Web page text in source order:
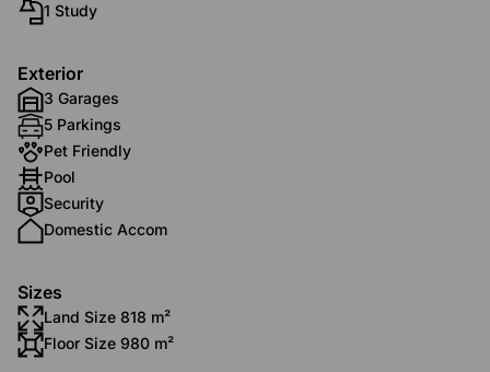
1 Study
Exterior
3 Garages
5 Parkings
Pet Friendly
Pool
Security
Domestic Accom
Sizes
Land Size 818 m²
Floor Size 980 m²